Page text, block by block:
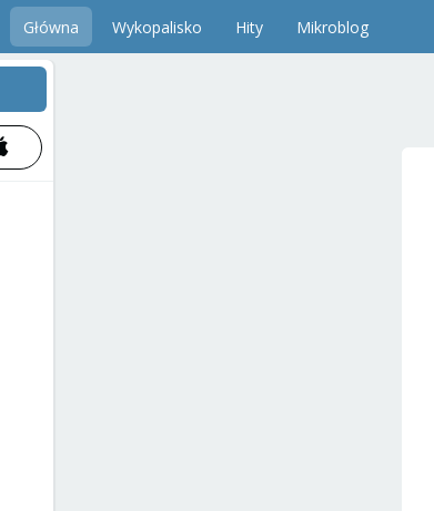
Główna Wykopalisko Hity Mikroblog